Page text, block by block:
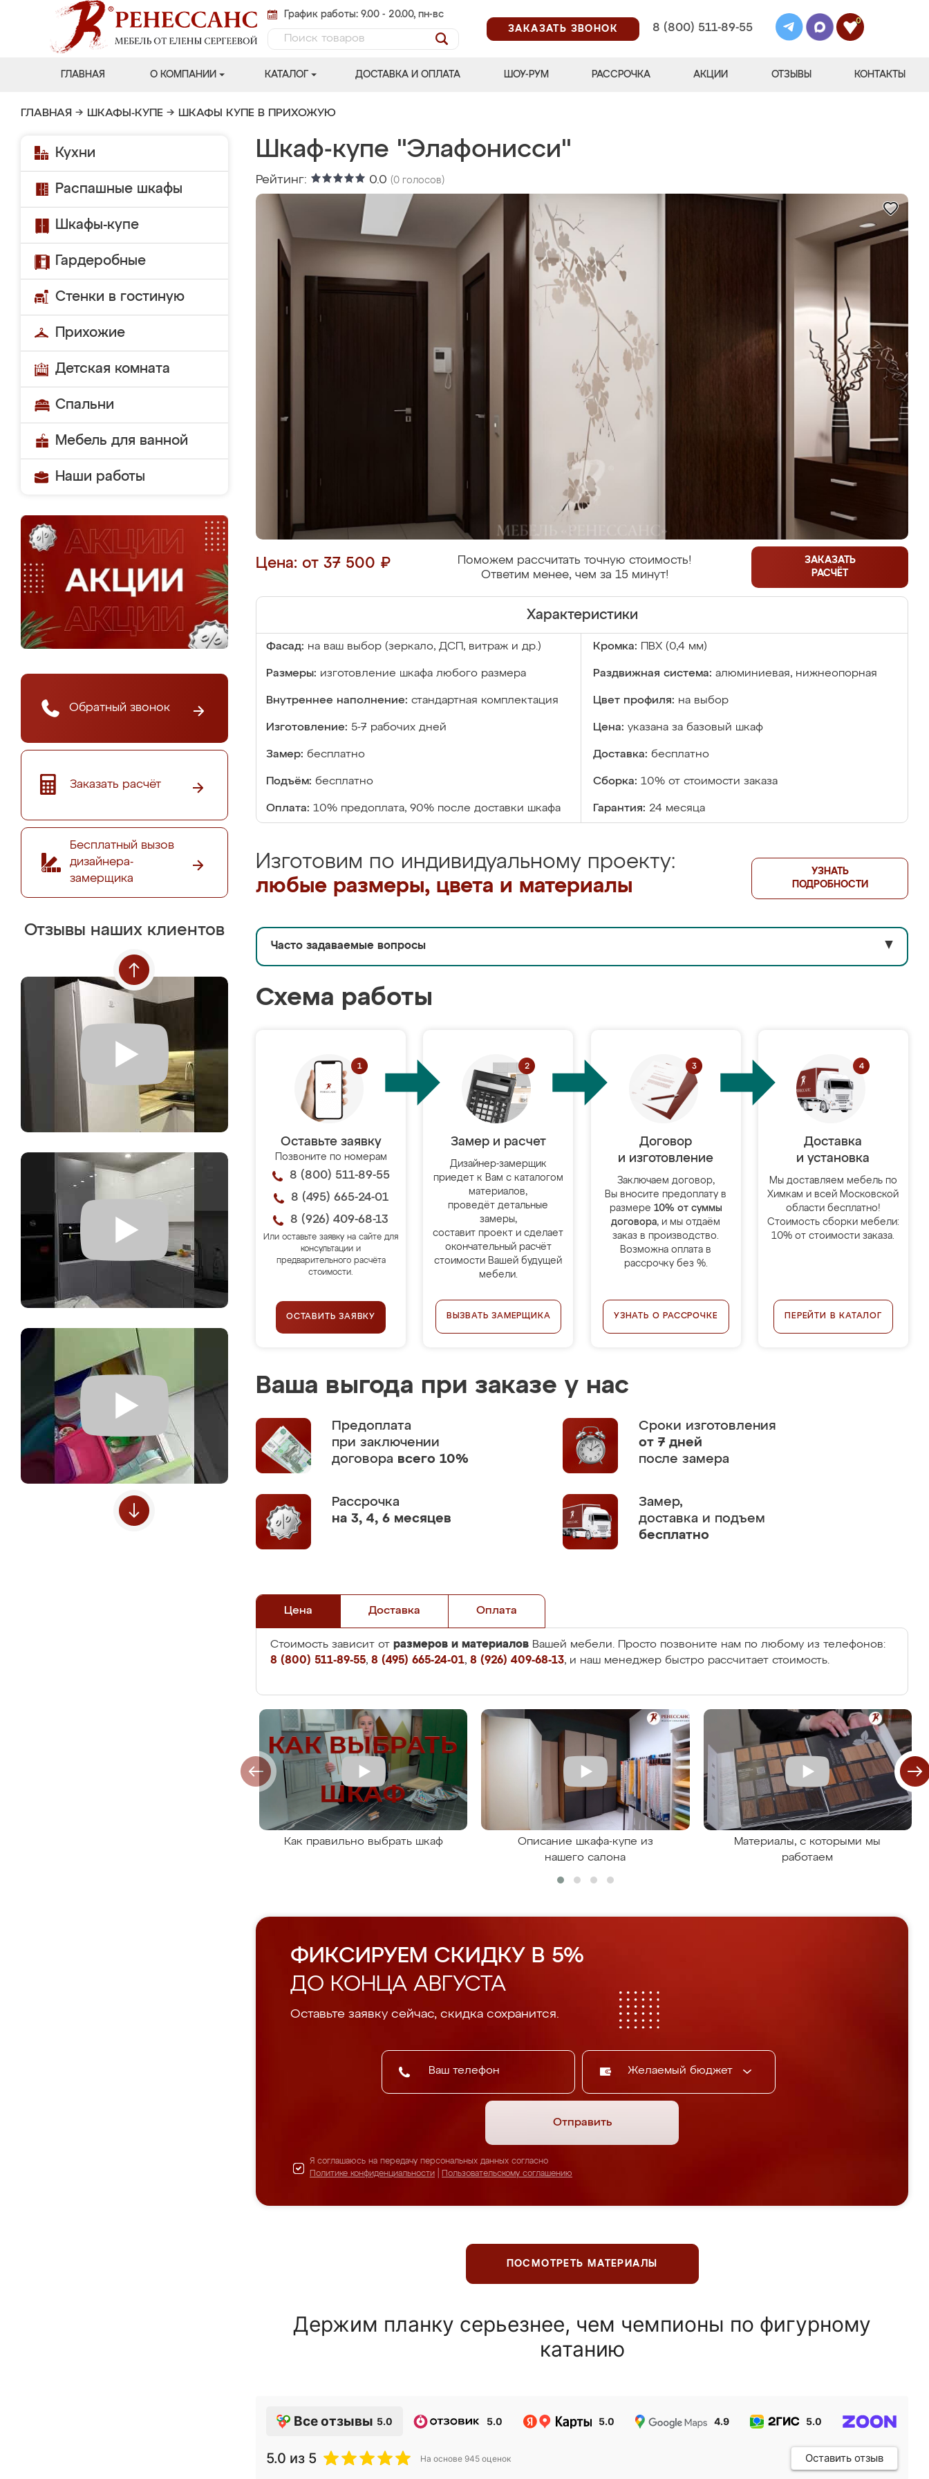
График работы: 9.00 - 20.00, пн-вс
ЗАКАЗАТЬ ЗВОНОК
8 (800) 511-89-55
0
ГЛАВНАЯ О КОМПАНИИ КАТАЛОГ ДОСТАВКА И ОПЛАТА ШОУ-РУМ РАССРОЧКА АКЦИИ ОТЗЫВЫ КОНТАКТЫ
ГЛАВНАЯ → ШКАФЫ-КУПЕ → ШКАФЫ КУПЕ В ПРИХОЖУЮ
Кухни
Распашные шкафы
Шкафы-купе
Гардеробные
Стенки в гостиную
Прихожие
Детская комната
Спальни
Мебель для ванной
Наши работы
Обратный звонок
Заказать расчёт
Бесплатный вызов
дизайнера-
замерщика
Отзывы наших клиентов
Шкаф-купе "Элафонисси"
Рейтинг: 0.0 (0 голосов)
Цена: от 37 500 ₽
Поможем рассчитать точную стоимость!
Ответим менее, чем за 15 минут!
ЗАКАЗАТЬ
РАСЧЁТ
Характеристики
Фасад: на ваш выбор (зеркало, ДСП, витраж и др.) Кромка: ПВХ (0,4 мм)
Размеры: изготовление шкафа любого размера Раздвижная система: алюминиевая, нижнеопорная
Внутреннее наполнение: стандартная комплектация Цвет профиля: на выбор
Изготовление: 5-7 рабочих дней Цена: указана за базовый шкаф
Замер: бесплатно Доставка: бесплатно
Подъём: бесплатно Сборка: 10% от стоимости заказа
Оплата: 10% предоплата, 90% после доставки шкафа Гарантия: 24 месяца
Изготовим по индивидуальному проекту:
любые размеры, цвета и материалы
УЗНАТЬ
ПОДРОБНОСТИ
Часто задаваемые вопросы ▼
Схема работы
Оставьте заявку
Позвоните по номерам
8 (800) 511-89-55
8 (495) 665-24-01
8 (926) 409-68-13
Или оставьте заявку на сайте для
консультации и
предварительного расчёта
стоимости.
ОСТАВИТЬ ЗАЯВКУ
Замер и расчет
Дизайнер-замерщик
приедет к Вам с каталогом
материалов,
проведёт детальные
замеры,
составит проект и сделает
окончательный расчёт
стоимости Вашей будущей
мебели.
ВЫЗВАТЬ ЗАМЕРЩИКА
Договор
и изготовление
Заключаем договор,
Вы вносите предоплату в
размере 10% от суммы
договора, и мы отдаём
заказ в производство.
Возможна оплата в
рассрочку без %.
УЗНАТЬ О РАССРОЧКЕ
Доставка
и установка
Мы доставляем мебель по
Химкам и всей Московской
области бесплатно!
Стоимость сборки мебели:
10% от стоимости заказа.
ПЕРЕЙТИ В КАТАЛОГ
Ваша выгода при заказе у нас
Предоплата
при заключении
договора всего 10%
Сроки изготовления
от 7 дней
после замера
Рассрочка
на 3, 4, 6 месяцев
Замер,
доставка и подъем
бесплатно
Цена Доставка Оплата
Стоимость зависит от размеров и материалов Вашей мебели. Просто позвоните нам по любому из телефонов:
8 (800) 511-89-55, 8 (495) 665-24-01, 8 (926) 409-68-13, и наш менеджер быстро рассчитает стоимость.
Как правильно выбрать шкаф
Описание шкафа-купе из
нашего салона
Материалы, с которыми мы
работаем
ФИКСИРУЕМ СКИДКУ В 5%
ДО КОНЦА АВГУСТА
Оставьте заявку сейчас, скидка сохранится.
Желаемый бюджет
Отправить
Я соглашаюсь на передачу персональных данных согласно
Политике конфиденциальности
Пользовательскому соглашению
ПОСМОТРЕТЬ МАТЕРИАЛЫ
Держим планку серьезнее, чем чемпионы по фигурному
катанию
Все отзывы 5.0 5.0 5.0 4.9 5.0
5.0 из 5 На основе 945 оценок Оставить отзыв